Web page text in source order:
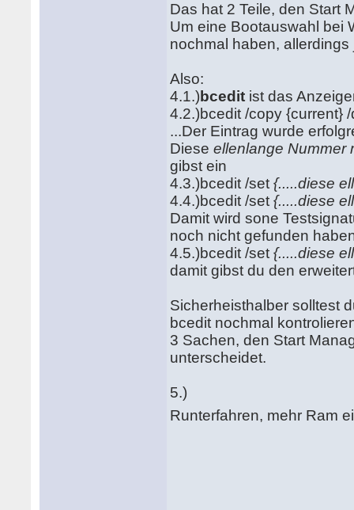
Das hat 2 Teile, den Start
Um eine Bootauswahl bei
nochmal haben,
Also:
4.1.) bcedit ist das
4.2.)bcedit /copy {current}
...Der Eintrag wurde
Dieseellenlange Nummer
gibst ein
4.3.)bcedit /set{.....diese
4.4.)bcedit /set{.....diese
Damit wird sone
noch nicht gefunden
4.5.)bcedit /set{.....diese
damit gibst du den
Sicherheisthalber solltest
bcedit nochmal
3 Sachen, den Start
unterscheidet.
5.)
Runterfahren, mehr Ram